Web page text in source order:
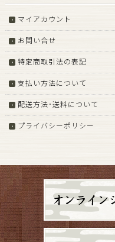
マイアカウント
お問い合せ
特定商取引法の表記
支払い方法について
配送方法･送料について
プライバシーポリシー